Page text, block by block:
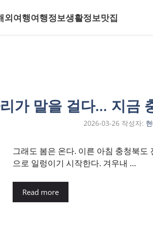
외여행여행정보생활정보맛집
가 말을 걸다… 지금
2026-03-26 작성자:
그래도 봄은 온다. 이른 아침 충청북
으로 일렁이기 시작한다. 겨우내 …
Read more